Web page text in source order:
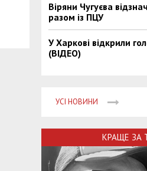
Віряни Чугуєва
разом із ПЦУ
У Харкові відкрили
(ВІДЕО)
УСІ НОВИНИ
КРАЩЕ ЗА